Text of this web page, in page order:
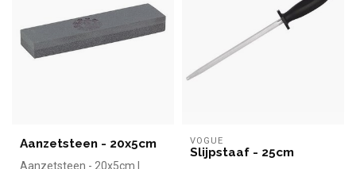
Aanzetsteen - 20x5cm
Aanzetsteen - 20x5cm |
VOGUE
Slijpstaaf - 25cm